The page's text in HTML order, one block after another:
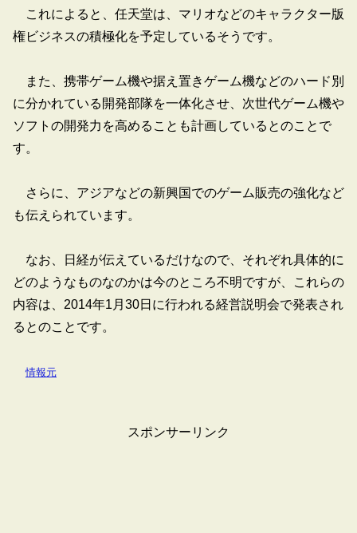
これによると、任天堂は、マリオなどのキャラクター版
権ビジネスの積極化を予定しているそうです。
また、携帯ゲーム機や据え置きゲーム機などのハード別
に分かれている開発部隊を一体化させ、次世代ゲーム機や
ソフトの開発力を高めることも計画しているとのことで
す。
さらに、アジアなどの新興国でのゲーム販売の強化など
も伝えられています。
なお、日経が伝えているだけなので、それぞれ具体的に
どのようなものなのかは今のところ不明ですが、これらの
内容は、2014年1月30日に行われる経営説明会で発表され
るとのことです。
情報元
スポンサーリンク